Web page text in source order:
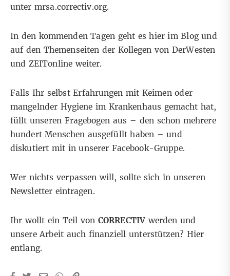
untermrsa.correctiv.org.
In den kommenden Tagen geht es hier im Blog und
auf den Themenseiten der Kollegen vonDerWesten
und ZEITonlineweiter.
Falls Ihr selbst Erfahrungen mit Keimen oder
mangelnder Hygiene im Krankenhaus gemacht hat,
fülltunseren Fragebogen aus – den schon mehrere
hundert Menschen ausgefüllt haben – und
diskutiert mit inunserer Facebook-Gruppe.
Wer nichts verpassen will, sollte sichin unseren
Newsletter eintragen.
Ihr wollt ein Teil vonCORRECTIVwerden und
unsere Arbeit auch finanziell unterstützen?Hier
entlang.